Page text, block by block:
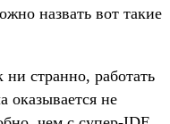
назвать вот такие
ни странно, работать
оказывается не